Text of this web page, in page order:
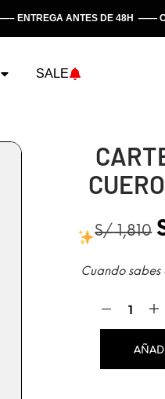
ANTES DE 48H ——
SALE
S/1,810
Cuando